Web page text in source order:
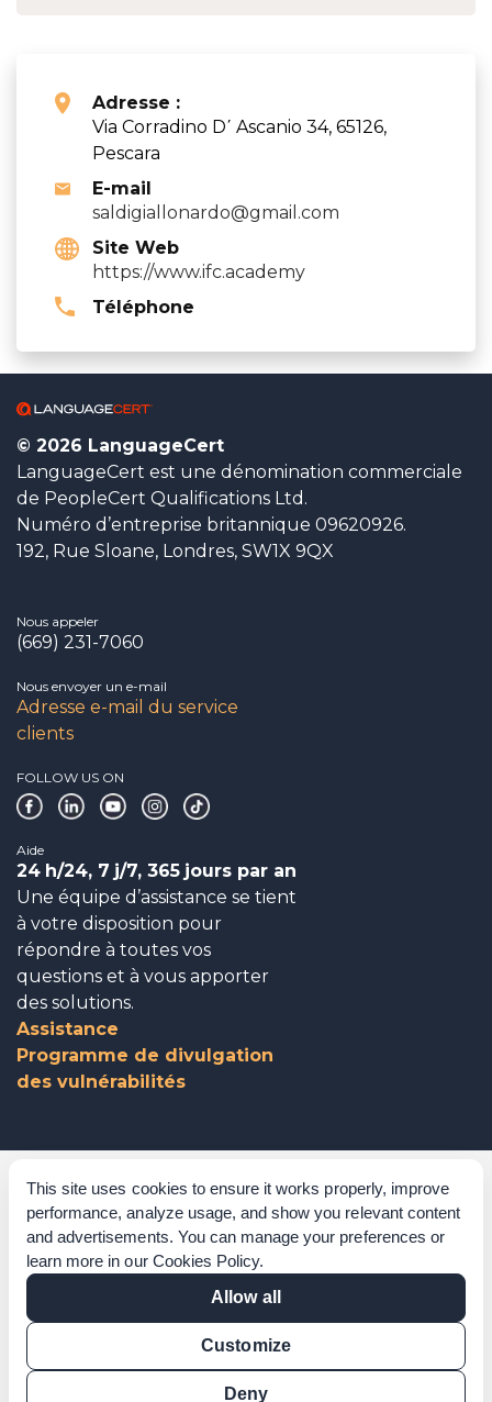
This site uses cookies to ensure it works properly, improve
performance, analyze usage, and show you relevant content
and advertisements. You can manage your preferences or
learn more in our Cookies Policy.
Allow all
Customize
Deny
Adresse :
Via Corradino D΄ Ascanio 34, 65126,
Pescara
E-mail
saldigiallonardo@gmail.com
Site Web
https://www.ifc.academy
Téléphone
© 2026 LanguageCert
LanguageCert est une dénomination commerciale
de PeopleCert Qualifications Ltd.
Numéro d’entreprise britannique 09620926.
192, Rue Sloane, Londres, SW1X 9QX
Nous appeler
(669) 231-7060
Nous envoyer un e-mail
Adresse e-mail du service
clients
FOLLOW US ON
Aide
24 h/24, 7 j/7, 365 jours par an
Une équipe d’assistance se tient
à votre disposition pour
répondre à toutes vos
questions et à vous apporter
des solutions.
Assistance
Programme de divulgation
des vulnérabilités
Gouvernance d’entreprise
Reconnaissances
Politiques et procédures
Déclaration sur l’esclavage moderne